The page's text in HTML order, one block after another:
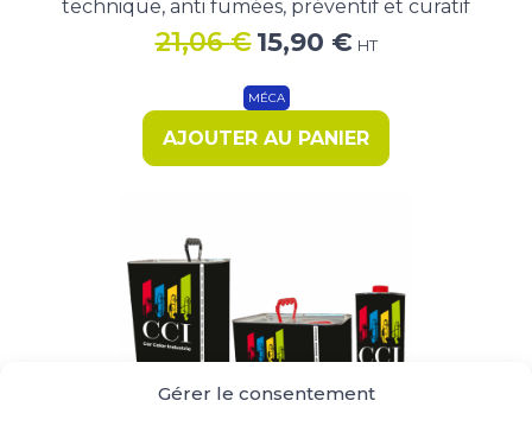
Gérer le consentement
technique, anti fumées, préventif et curatif
21,06€ Le
initial
15,90 €Le
est :
15,90 €.
HT
MÉCA
AJOUTER AU PANIER